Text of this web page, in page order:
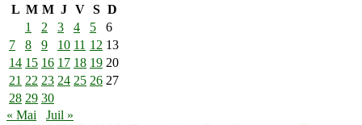
L M M J V S D
1
2 3 4 5
6
7
8 9 10 11 12 13
14 15 16 17 18 19 20
21 22 23 24 25 26 27
28 29 30
« Mai
Juil »